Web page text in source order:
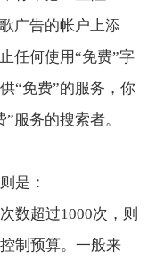
广告的帐户上添
任何使用“免费”字
“免费”的服务，你
服务的搜索者。
是：
数超过1000次，则
制预算。一般来